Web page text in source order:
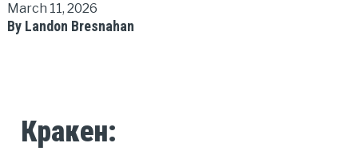
March 11, 2026
By Landon Bresnahan
Кракен: